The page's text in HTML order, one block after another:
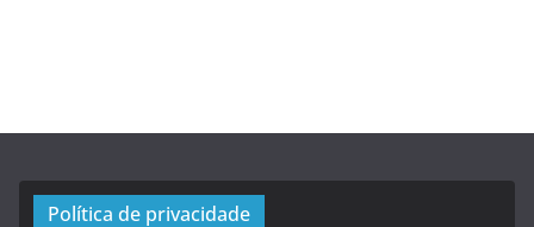
Política de privacidade